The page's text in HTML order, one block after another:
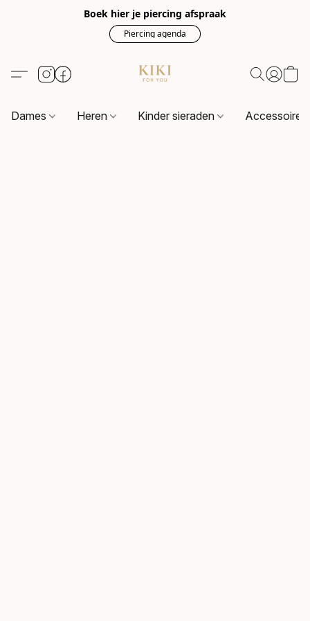
Boek hier je piercing afspraak
Piercing agenda
Dames Heren Kinder sieraden Accessoires